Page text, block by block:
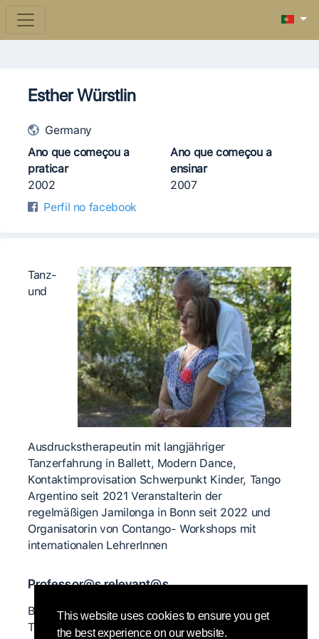
This website uses cookies to ensure you get
the best experience on our website.
Esther Würstlin
Germany
Ano que começou a
praticar
2002
Ano que começou a
ensinar
2007
Perfil no facebook
Tanz-
und
Ausdruckstherapeutin mit langjähriger
Tanzerfahrung in Ballett, Modern Dance,
Kontaktimprovisation Schwerpunkt Kinder, Tango
Argentino seit 2021 Veranstalterin der
regelmäßigen Jamilonga in Bonn seit 2022 und
Organisatorin von Contango- Workshops mit
internationalen LehrerInnen
Professor@s relevant@s
Benno Enderlein, Tom Geilich, Gabriele Koch,
Thomas Schall, Tanja Striezel, Tim Behren, Leilani